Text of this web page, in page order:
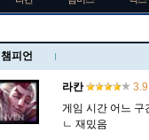
챔피언
라칸
3.9
게임 시간 어느 구
ㄴ 재밌음